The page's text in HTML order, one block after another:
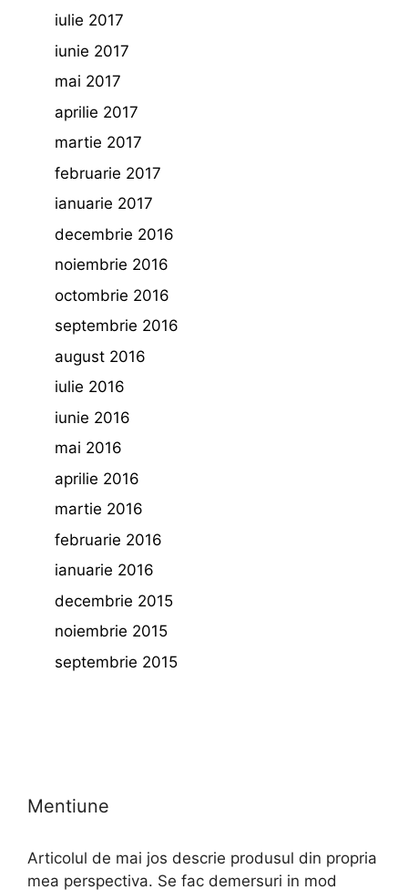
iulie 2017
iunie 2017
mai 2017
aprilie 2017
martie 2017
februarie 2017
ianuarie 2017
decembrie 2016
noiembrie 2016
octombrie 2016
septembrie 2016
august 2016
iulie 2016
iunie 2016
mai 2016
aprilie 2016
martie 2016
februarie 2016
ianuarie 2016
decembrie 2015
noiembrie 2015
septembrie 2015
Mentiune
Articolul de mai jos descrie produsul din propria
mea perspectiva. Se fac demersuri in mod